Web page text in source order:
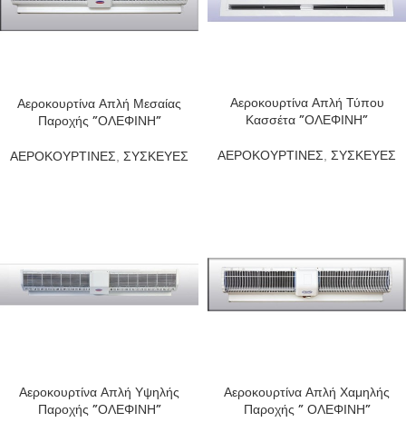
Αεροκουρτίνα Απλή Μεσαίας
Παροχής ”ΟΛΕΦΙΝΗ”
ΑΕΡΟΚΟΥΡΤΙΝΕΣ ΣΥΣΚΕΥΕΣ
Αεροκουρτίνα Απλή Τύπου
Κασσέτα ”ΟΛΕΦΙΝΗ”
ΑΕΡΟΚΟΥΡΤΙΝΕΣ, ΣΥΣΚΕΥΕΣ
Αεροκουρτίνα Απλή Υψηλής
Παροχής ”ΟΛΕΦΙΝΗ”
Αεροκουρτίνα Απλή Χαμηλής
Παροχής ” ΟΛΕΦΙΝΗ”